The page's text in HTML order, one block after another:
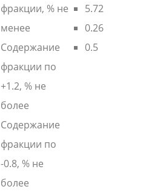
фракции, % не
менее
Содержание
фракции по
+1.2, % не
более
Содержание
фракции по
-0.8, % не
более
5.72
0.26
0.5